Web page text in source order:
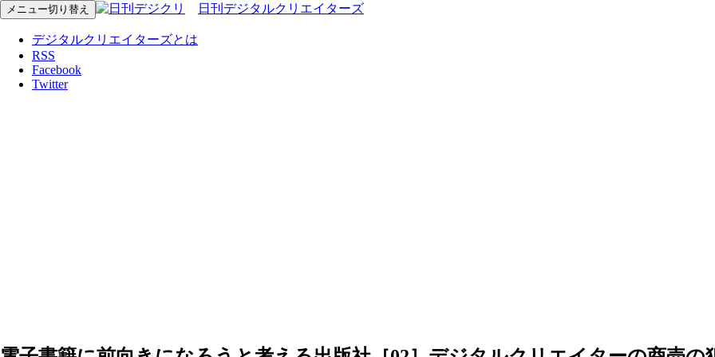
メニュー切り替え 日刊デジタルクリエイターズ
デジタルクリエイターズとは
RSS
Facebook
Twitter